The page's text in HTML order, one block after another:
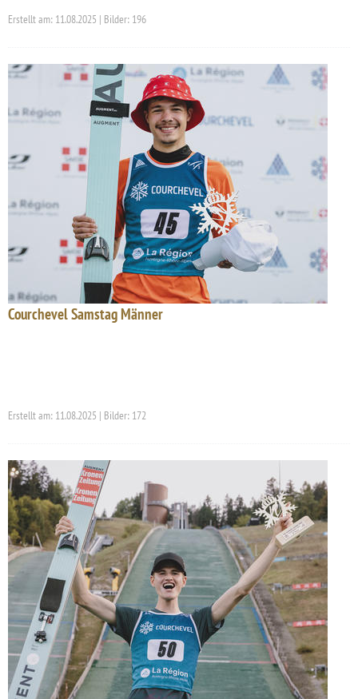
Erstellt am: 11.08.2025 | Bilder: 196
Courchevel Samstag Männer
Erstellt am: 11.08.2025 | Bilder: 172